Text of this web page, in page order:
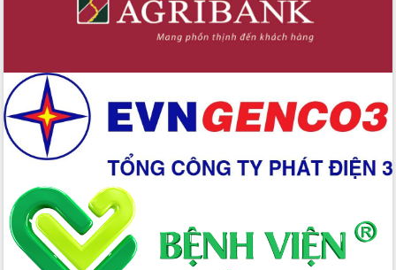
Xây dựng nền hành chính số đồng
Giai đoạn 2026-2030, Đắk Lắk phấn
đấu có 77% xã đạt chuẩn nông thôn
mới
Chuyển đổi số 'mở đường' cho nông
nghiệp Đắk Lắk tăng trưởng bứt phá
Triển khai đồng bộ đo đạc, lập hồ sơ
địa chính, hoàn thiện cơ sở dữ liệu đất
đai
Ứng dụng sinh trắc học - Bước tiến
trong hành trình chuyển đổi số tại Đắk
Lắk